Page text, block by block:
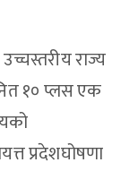
राज्य
१० प्लस एक
प्रदेशघोषणा